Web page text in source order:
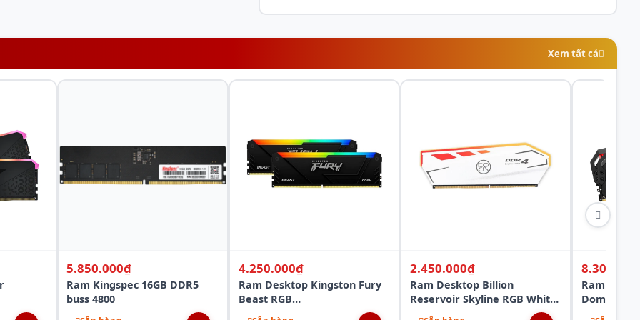
nghiệp.
lại băng thông dữ liệu lớn, giúp giảm độ
Xem tất cả
5.850.000₫
Ram Kingspec 16GB DDR5
buss 4800
4.250.000₫
Ram Desktop Kingston Fury
Beast RGB
(KF436C17BB2AK2/16) 16GB
2.450.000₫
Ram Desktop Billion
Reservoir Skyline RGB White
(BR-PC4RGB 8G-3200) 8GB
Ram
Dominator